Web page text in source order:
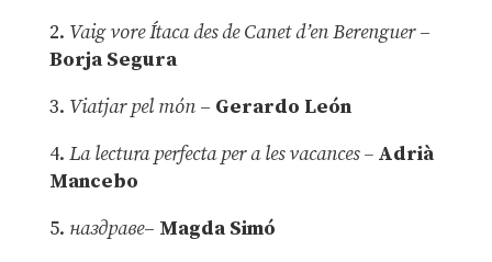
2. Vaig vore Ítaca des de Canet d’en Berenguer–
Borja Segura
3. Viatjar pel món – Gerardo León
4. La lectura perfecta per a les vacances –Adrià
Mancebo
5. наздраве– Magda Simó